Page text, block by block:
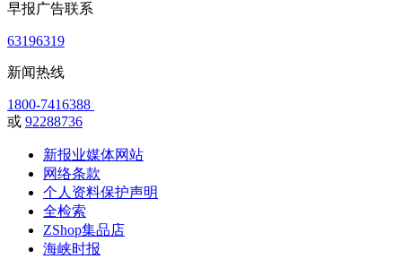
早报广告联系
63196319
新闻热线
1800-7416388
或 92288736
新报业媒体网站
网络条款
个人资料保护声明
全检索
ZShop集品店
海峡时报